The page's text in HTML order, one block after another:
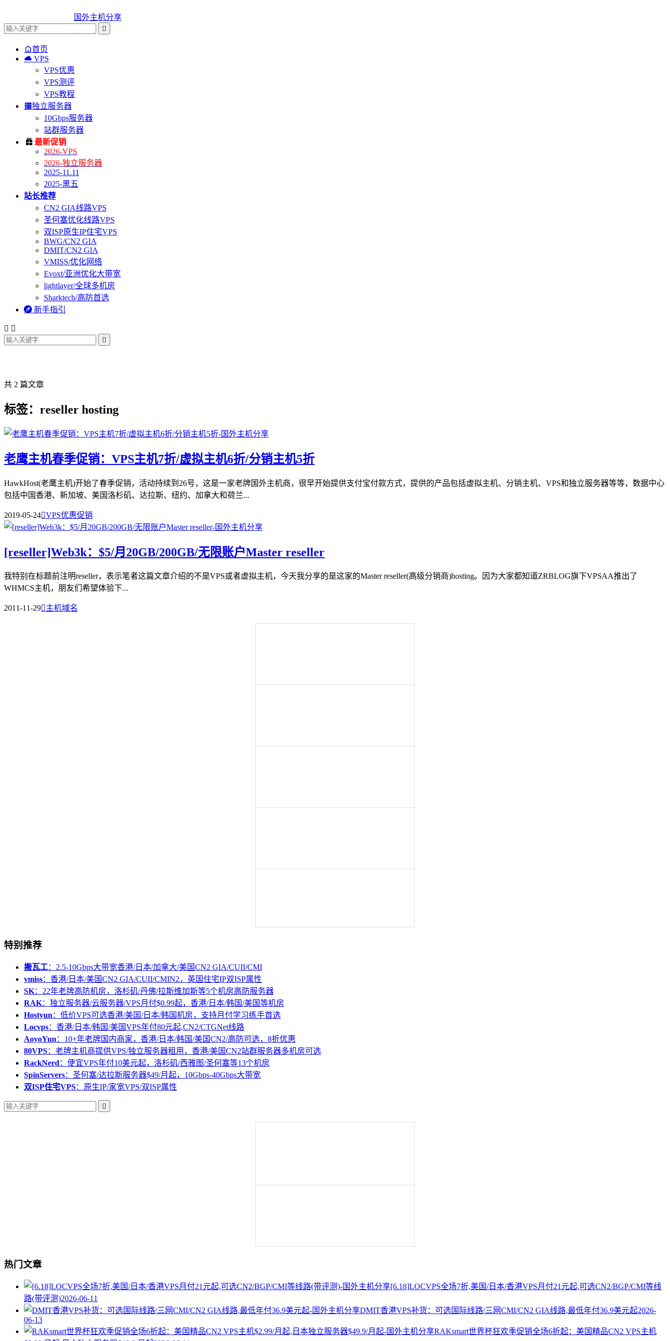
国外主机分享

首页
 VPS
VPS优惠
VPS测评
VPS教程
独立服务器
10Gbps服务器
站群服务器
 最新促销
2026-VPS
2026-独立服务器
2025-11.11
2025-黑五
站长推荐
CN2 GIA线路VPS
圣何塞优化线路VPS
双ISP原生IP住宅VPS
BWG/CN2 GIA
DMIT/CN2 GIA
VMISS/优化网络
Evoxt/亚洲优化大带宽
lightlayer/全球多机房
Sharktech/高防首选
 新手指引
 

共 2 篇文章
标签：reseller hosting
老鹰主机春季促销：VPS主机7折/虚拟主机6折/分销主机5折
HawkHost(老鹰主机)开始了春季促销，活动持续到26号，这是一家老牌国外主机商，很早开始提供支付宝付款方式，提供的产品包括虚拟主机、分销主机、VPS和独立服务器等等，数据中心
包括中国香港、新加坡、美国洛杉矶、达拉斯、纽约、加拿大和荷兰...
2019-05-24VPS优惠促销
[reseller]Web3k：$5/月20GB/200GB/无限账户Master reseller
我特别在标题前注明reseller，表示笔者这篇文章介绍的不是VPS或者虚拟主机，今天我分享的是这家的Master reseller(高级分销商)hosting。因为大家都知道ZRBLOG旗下VPSAA推出了
WHMCS主机，朋友们希望体验下...
2011-11-29主机域名
特别推荐
搬瓦工：2.5-10Gbps大带宽香港/日本/加拿大/美国CN2 GIA/CUII/CMI
vmiss：香港/日本/美国CN2 GIA/CUII/CMIN2，英国住宅IP双ISP属性
SK：22年老牌高防机房，洛杉矶/丹佛/拉斯维加斯等5个机房高防服务器
RAK：独立服务器/云服务器/VPS月付$0.99起，香港/日本/韩国/美国等机房
Hostyun ：低价VPS可选香港/美国/日本/韩国机房，支持月付学习练手首选
Locvps：香港/日本/韩国/美国VPS年付80元起,CN2/CTGNet线路
AoyoYun ：10+年老牌国内商家，香港/日本/韩国/美国CN2/高防可选，8折优惠
80VPS：老牌主机商提供VPS/独立服务器租用，香港/美国CN2站群服务器多机房可选
RackNerd ：便宜VPS年付10美元起，洛杉矶/西雅图/圣何塞等13个机房
SpinServers：圣何塞/达拉斯服务器$49/月起，10Gbps-40Gbps大带宽
双ISP住宅VPS：原生IP/家宽VPS/双ISP属性

热门文章
[6.18]LOCVPS全场7折,美国/日本/香港VPS月付21元起,可选CN2/BGP/CMI等线
路(带评测)2026-06-11
DMIT香港VPS补货：可选国际线路/三网CMI/CN2 GIA线路,最低年付36.9美元起2026-
06-13
RAKsmart世界杯狂欢季促销全场6折起：美国精品CN2 VPS主机